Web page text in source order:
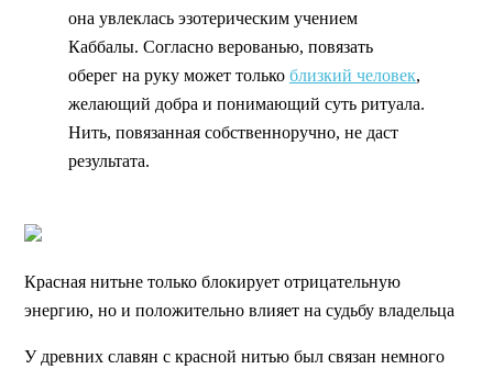
она увлеклась эзотерическим учением
Каббалы. Согласно верованью, повязать
оберег на руку может только близкий человек,
желающий добра и понимающий суть ритуала.
Нить, повязанная собственноручно, не даст
результата.
Красная нитьне только блокирует отрицательную
энергию, но и положительно влияет на судьбу владельца
У древних славян с красной нитью был связан немного